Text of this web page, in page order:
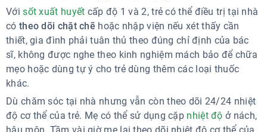
Vớisốt xuất huyết cấp độ 1 và 2, trẻ có thể điều trị tại nhà
có theo dõi chặt chẽ hoặc nhập viện nếu xét thấy cần
thiết, gia đình phải tuân thủ theo đúng chỉ định của bác
sĩ, không được nghe theo kinh nghiệm mách bảo để chữa
mẹo hoặc dùng tự ý cho trẻ dùng thêm các loại thuốc
khác.
Dù chăm sóc tại nhà nhưng vẫn còn theo dõi 24/24 nhiệt
độ cơ thể của trẻ. Mẹ có thể sử dụng cặp nhiệt độ ở nách,